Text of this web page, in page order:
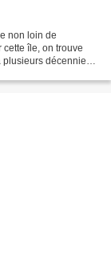
non loin de
cette île, on trouve
décennies,